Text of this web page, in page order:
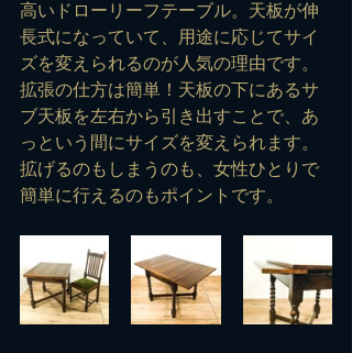
高いドローリーフテーブル。天板が伸
長式になっていて、用途に応じてサイ
ズを変えられるのが人気の理由です。
拡張の仕方は簡単！天板の下にあるサ
ブ天板を左右から引き出すことで、あ
っという間にサイズを変えられます。
拡げるのもしまうのも、女性ひとりで
簡単に行えるのもポイントです。